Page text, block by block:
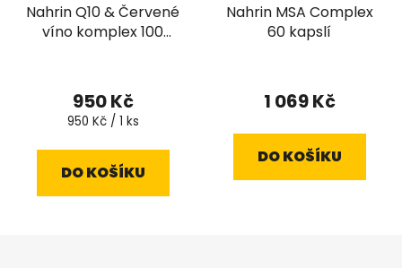
Nahrin Q10 & Červené
víno komplex 100
950 Kč
Měrná
950 Kč / 1 ks
DO KOŠÍKU
Nahrin MSA Complex
60 kapslí
1 069 Kč
DO KOŠÍKU